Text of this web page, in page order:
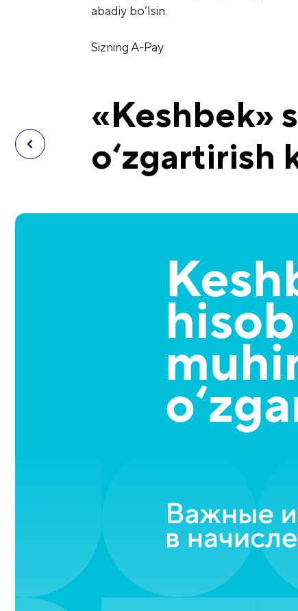
abadiy bo‘lsin.
Sizning A-Pay
«Keshbek»
o‘zgartirish